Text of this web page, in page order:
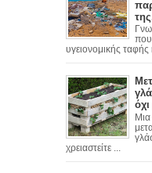
που
υγειονομικής ταφής
χρειαστείτε ...